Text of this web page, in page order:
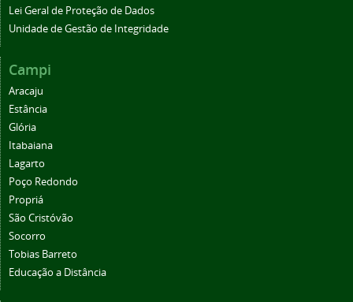
Lei Geral de Proteção de Dados
Unidade de Gestão de Integridade
Campi
Aracaju
Estância
Glória
Itabaiana
Lagarto
Poço Redondo
Propriá
São Cristóvão
Socorro
Tobias Barreto
Educação a Distância